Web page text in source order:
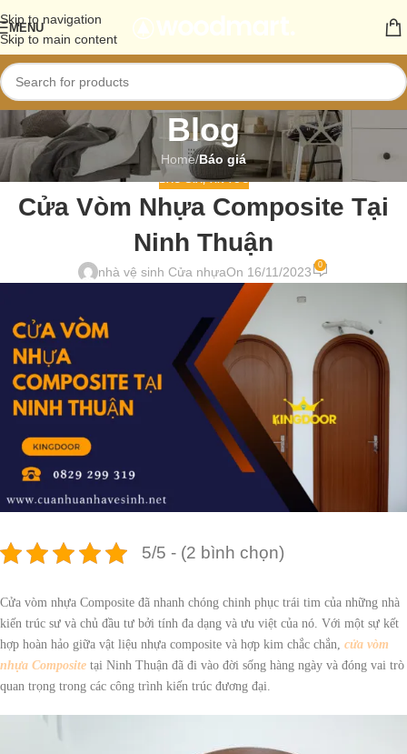
Skip to navigation
Skip to main content
MENU
Blog
Home/Báo giá
BÁO GIÁ,TIN TỨC
Cửa Vòm Nhựa Composite Tại
Ninh Thuận
nhà vệ sinh Cửa nhựaOn 16/11/2023 0
5/5 - (2 bình chọn)
Cửa vòm nhựa Composite đã nhanh chóng chinh phục trái tim của những nhà
kiến trúc sư và chủ đầu tư bởi tính đa dạng và ưu việt của nó. Với một sự kết
hợp hoàn hảo giữa vật liệu nhựa composite và hợp kim chắc chắn, cửa vòm
nhựa Composite tại Ninh Thuận đã đi vào đời sống hàng ngày và đóng vai trò
quan trọng trong các công trình kiến trúc đương đại.